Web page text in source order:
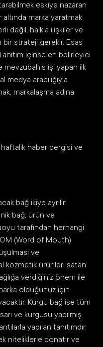
eskiye nazaran
altında marka yaratmak
değil, halkla ilişkiler ve
bir strateji gerekir. Esas
içinse en belirleyici
mevzubahis işi yapan ilk
aracılığıyla
markalaşma adına
haftalık haber dergisi ve
bağ ikiye ayrılır:
bağ; ürün ve
tarafından herhangi
(Word of Mouth)
ve
kozmetik ürünleri satan
verdiğiniz önem ile
olduğunuz için
Kurgu bağ ise tüm
ve kurgusu yapılmış
yapılan tanıtımdır.
niteliklerle donatır ve